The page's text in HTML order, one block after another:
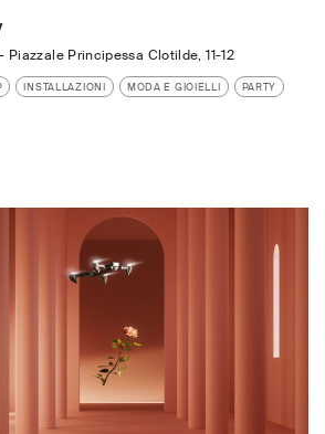
Piazzale Principessa Clotilde, 11-12
INSTALLAZIONI MODA E GIOIELLI
PARTY